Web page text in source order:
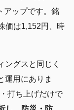
アップです。銘
価は1,152円、時
ングスと同じく
運用にありま
打ち上げだけで